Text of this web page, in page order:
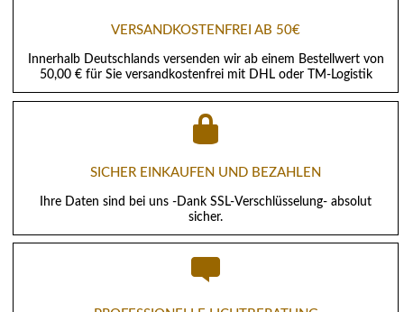
VERSANDKOSTENFREI AB 50€
Innerhalb Deutschlands versenden wir ab einem Bestellwert von
50,00 € für Sie versandkostenfrei mit DHL oder TM-Logistik
SICHER EINKAUFEN UND BEZAHLEN
Ihre Daten sind bei uns -Dank SSL-Verschlüsselung- absolut
sicher.